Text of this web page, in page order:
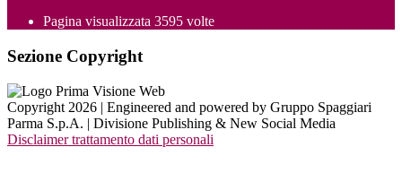
Pagina visualizzata 3595 volte
Sezione Copyright
Copyright 2026 | Engineered and powered by Gruppo Spaggiari
Parma S.p.A. | Divisione Publishing & New Social Media
Disclaimer trattamento dati personali